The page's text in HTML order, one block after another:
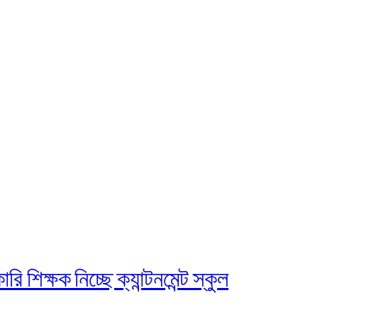
শিক্ষক নিচ্ছে ক্যান্টনমেন্ট স্কুল